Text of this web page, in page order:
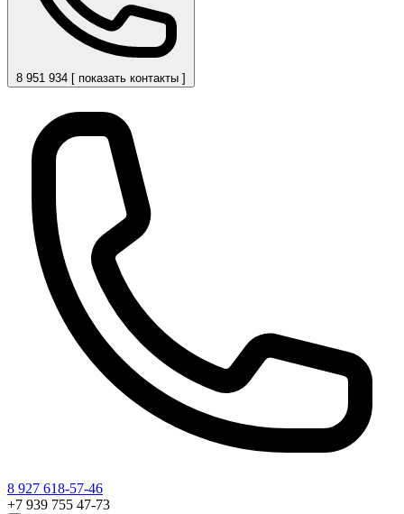
8 951 934 [ показать контакты ]
8 927 618-57-46
+7 939 755 47-73